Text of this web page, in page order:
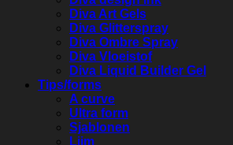
Diva Art Gels
Diva Glitterspray
Diva Ombre Spray
Diva Vloeistof
Diva Liquid Builder Gel
Tips/forms
A curve
Ultra form
Sjablonen
Lijm